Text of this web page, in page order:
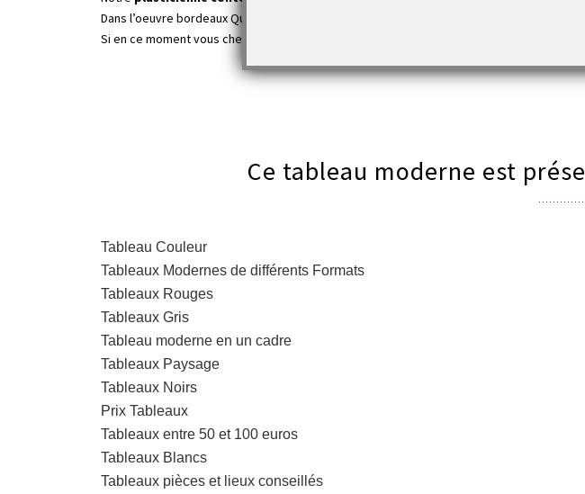
Dans l’oeuvre bordeaux Quitter ses habitudes, elle a laissé libre cours à l’imagination
Si en ce moment vous chercher une idée cadeau d’exception, cette composition
Ce tableau moderne est
Tableau Couleur
Tableaux Modernes de différents Formats
Tableaux Rouges
Tableaux Gris
Tableau moderne en un cadre
Tableaux Paysage
Tableaux Noirs
Prix Tableaux
Tableaux entre 50 et 100 euros
Tableaux Blancs
Tableaux pièces et lieux conseillés